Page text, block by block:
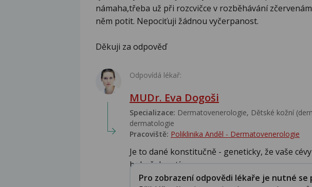
námaha,třeba už při rozcvičce v rozběhávání
něm potit. Nepociťuji žádnou vyčerpanost.
Děkuji za odpověď
Odpovídá lékař:
MUDr. Eva Dogoši
Specializace: Dermatovenerologie, Dětské kožní
dermatologie
Pracoviště: Poliklinika Anděl - Dermatovenerologie
Je to dané konstitučně - geneticky, že vaše
bohužel s s tí...
Pro zobrazení odpovědi lékaře je nutné se